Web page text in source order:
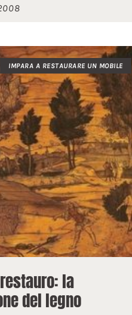
IMPARA A RESTAURARE UN MOBILE
la
del legno